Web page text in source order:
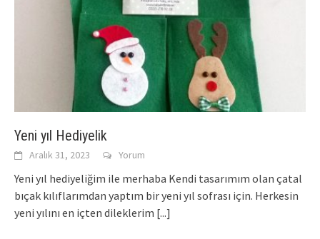
Yeni yıl Hediyelik
Aralık 31, 2023 Yorum
Yeni yıl hediyeliğim ile merhaba Kendi tasarımım olan çatal
bıçak kılıflarımdan yaptım bir yeni yıl sofrası için. Herkesin
yeni yılını en içten dileklerim [...]